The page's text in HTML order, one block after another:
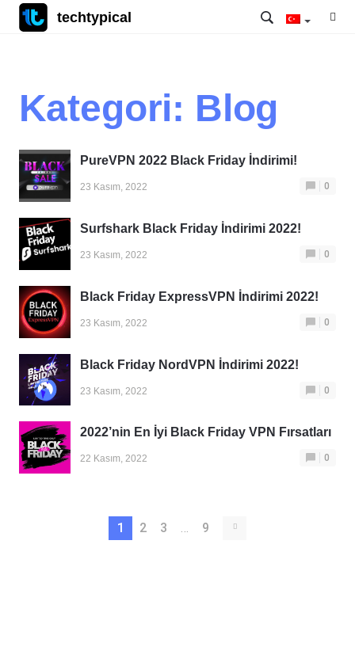
techtypical
Kategori: Blog
PureVPN 2022 Black Friday İndirimi!
23 Kasım, 2022 0
Surfshark Black Friday İndirimi 2022!
23 Kasım, 2022 0
Black Friday ExpressVPN İndirimi 2022!
23 Kasım, 2022 0
Black Friday NordVPN İndirimi 2022!
23 Kasım, 2022 0
2022’nin En İyi Black Friday VPN Fırsatları
22 Kasım, 2022 0
1 2 3 9